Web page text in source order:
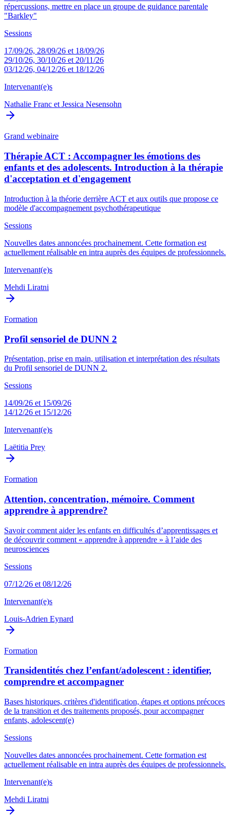
répercussions, mettre en place un groupe de guidance parentale
"Barkley"
Sessions
17/09/26, 28/09/26 et 18/09/26
29/10/26, 30/10/26 et 20/11/26
03/12/26, 04/12/26 et 18/12/26
Intervenant(e)s
Nathalie Franc etJessica Nesensohn
Grand webinaire
Thérapie ACT : Accompagner les émotions des
enfants et des adolescents. Introduction à la thérapie
d'acceptation et d'engagement
Introduction à la théorie derrière ACT et aux outils que propose ce
modèle d'accompagnement psychothérapeutique
Sessions
Nouvelles dates annoncées prochainement. Cette formation est
actuellement réalisable en intra auprès des équipes de professionnels.
Intervenant(e)s
Mehdi Liratni
Formation
Profil sensoriel de DUNN 2
Présentation, prise en main, utilisation et interprétation des résultats
du Profil sensoriel de DUNN 2.
Sessions
14/09/26 et 15/09/26
14/12/26 et 15/12/26
Intervenant(e)s
Laëtitia Prey
Formation
Attention, concentration, mémoire. Comment
apprendre à apprendre?
Savoir comment aider les enfants en difficultés d’apprentissages et
de découvrir comment « apprendre à apprendre » à l’aide des
neurosciences
Sessions
07/12/26 et 08/12/26
Intervenant(e)s
Louis-Adrien Eynard
Formation
Transidentités chez l’enfant/adolescent : identifier,
comprendre et accompagner
Bases historiques, critères d'identification, étapes et options précoces
de la transition et des traitements proposés, pour accompagner
enfants, adolescent(e)
Sessions
Nouvelles dates annoncées prochainement. Cette formation est
actuellement réalisable en intra auprès des équipes de professionnels.
Intervenant(e)s
Mehdi Liratni